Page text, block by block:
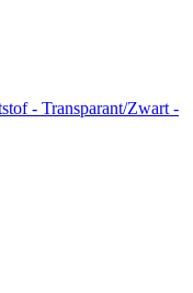
- Transparant/Zwart -